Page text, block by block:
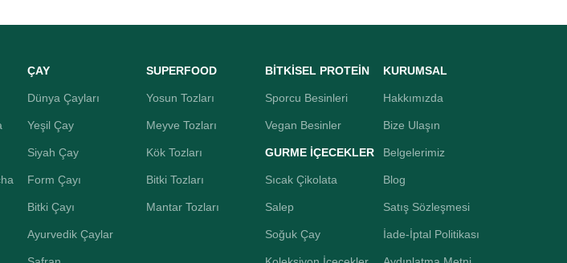
ÇAY
Dünya Çayları
Yeşil Çay
Siyah Çay
Form Çayı
Bitki Çayı
Ayurvedik Çaylar
SUPERFOOD
Yosun Tozları
Meyve Tozları
Kök Tozları
Bitki Tozları
Mantar Tozları
BİTKİSEL PROTEİN
Sporcu Besinleri
Vegan Besinler
GURME İÇECEKLER
Sıcak Çikolata
Salep
Soğuk Çay
KURUMSAL
Hakkımızda
Bize Ulaşın
Belgelerimiz
Blog
Satış Sözleşmesi
İade-İptal Politikası